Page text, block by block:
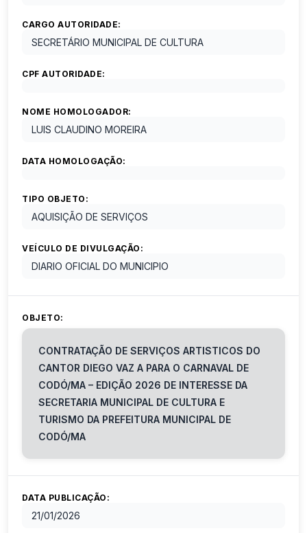
CARGO AUTORIDADE:
SECRETÁRIO MUNICIPAL DE CULTURA
CPF AUTORIDADE:
NOME HOMOLOGADOR:
LUIS CLAUDINO MOREIRA
DATA HOMOLOGAÇÃO:
TIPO OBJETO:
AQUISIÇÃO DE SERVIÇOS
VEÍCULO DE DIVULGAÇÃO:
DIARIO OFICIAL DO MUNICIPIO
OBJETO:
CONTRATAÇÃO DE SERVIÇOS ARTISTICOS DO
CANTOR DIEGO VAZ A PARA O CARNAVAL DE
CODÓ/MA – EDIÇÃO 2026 DE INTERESSE DA
SECRETARIA MUNICIPAL DE CULTURA E
TURISMO DA PREFEITURA MUNICIPAL DE
CODÓ/MA
DATA PUBLICAÇÃO:
21/01/2026